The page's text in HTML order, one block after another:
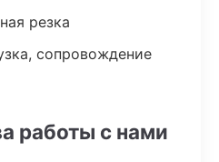
резка
сопровождение
работы с нами